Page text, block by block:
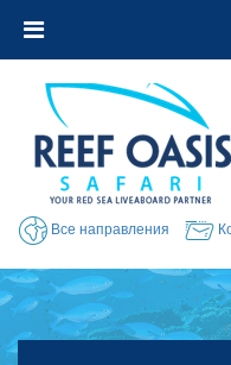
Все направления